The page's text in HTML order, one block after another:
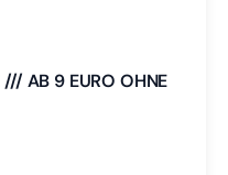
AB 9 EURO OHNE